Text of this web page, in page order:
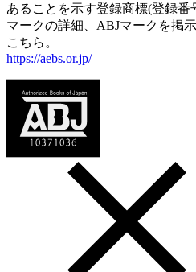
あることを示す登録商標(登録番
マークの詳細、ABJマークを掲
こちら。
https://aebs.or.jp/